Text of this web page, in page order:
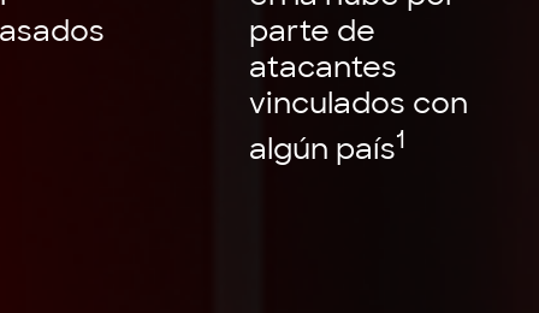
parte de
atacantes
vinculados con
algún país1